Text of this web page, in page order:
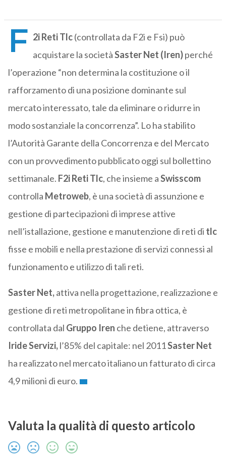
F 2i RetiTlc(controllata da F2i e Fsi) può
acquistare la societàSaster Net (Iren)perché
l’operazione “non determina la costituzione o il
rafforzamento di una posizione dominante sul
mercato interessato, tale da eliminare o ridurre in
modo sostanziale la concorrenza”. Lo ha stabilito
l’Autorità Garante della Concorrenza e del Mercato
con un provvedimento pubblicato oggi sul bollettino
settimanale. F2i RetiTlc, che insieme aSwisscom
controlla Metroweb, è una società di assunzione e
gestione di partecipazioni di imprese attive
nell’istallazione, gestione e manutenzione di reti di tlc
fisse e mobili e nella prestazione di servizi connessi al
funzionamento e utilizzo di tali reti.
Saster Net,attiva nella progettazione, realizzazione e
gestione di reti metropolitane in fibra ottica, è
controllata dal Gruppo Iren che detiene, attraverso
Iride Servizi,l’85% del capitale: nel 2011Saster Net
ha realizzato nel mercato italiano un fatturato di circa
4,9 milioni di euro.
Valuta la qualità di questo articolo